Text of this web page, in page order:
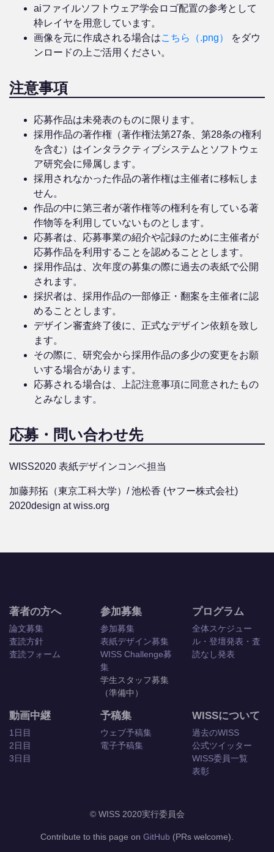
aiファイルソフトウェア学会ロゴ配置の参考として
枠レイヤを用意しています。
画像を元に作成される場合はこちら（.png）
をダウ
ンロードの上ご活用ください。
注意事項
応募作品は未発表のものに限ります。
採用作品の著作権（著作権法第27条、第28条の権利
を含む）はインタラクティブシステムとソフトウェ
ア研究会に帰属します。
採用されなかった作品の著作権は主催者に移転しま
せん。
作品の中に第三者が著作権等の権利を有している著
作物等を利用していないものとします。
応募者は、応募事業の紹介や記録のために主催者が
応募作品を利用することを認めることとします。
採用作品は、次年度の募集の際に過去の表紙で公開
されます。
採択者は、採用作品の一部修正・翻案を主催者に認
めることとします。
デザイン審査終了後に、正式なデザイン依頼を致し
ます。
その際に、研究会から採用作品の多少の変更をお願
いする場合があります。
応募される場合は、上記注意事項に同意されたもの
とみなします。
応募・問い合わせ先
WISS2020 表紙デザインコンペ担当
加藤邦拓（東京工科大学）/ 池松香 (ヤフー株式会社)
2020design at wiss.org
著者の方へ
論文募集
査読方針
査読フォーム
参加募集
参加募集
表紙デザイン募集
WISS Challenge募
集
学生スタッフ募集
（準備中）
プログラム
全体スケジュー
ル・登壇発表・査
読なし発表
動画中継
1日目
2日目
3日目
予稿集
ウェブ予稿集
電子予稿集
WISSについて
過去のWISS
公式ツイッター
WISS委員一覧
表彰
© WISS 2020実行委員会
Contribute to this page on GitHub (PRs welcome).